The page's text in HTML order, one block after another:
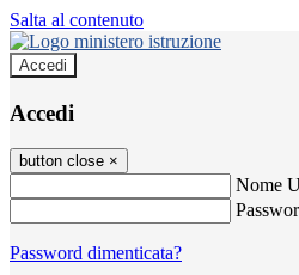
Salta al contenuto
Accedi
Accedi
button close ×
Nome
Password dimenticata?